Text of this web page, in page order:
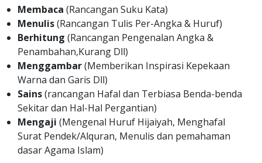
Membaca (Rancangan Suku Kata)
Menulis(Rancangan Tulis Per-Angka & Huruf)
Berhitung (Rancangan Pengenalan Angka &
Penambahan,Kurang Dll)
Menggambar(Memberikan Inspirasi Kepekaan
Warna dan Garis Dll)
Sains(rancangan Hafal dan Terbiasa Benda-benda
Sekitar dan Hal-Hal Pergantian)
Mengaji (Mengenal Huruf Hijaiyah, Menghafal
Surat Pendek/Alquran, Menulis dan pemahaman
dasar Agama Islam)